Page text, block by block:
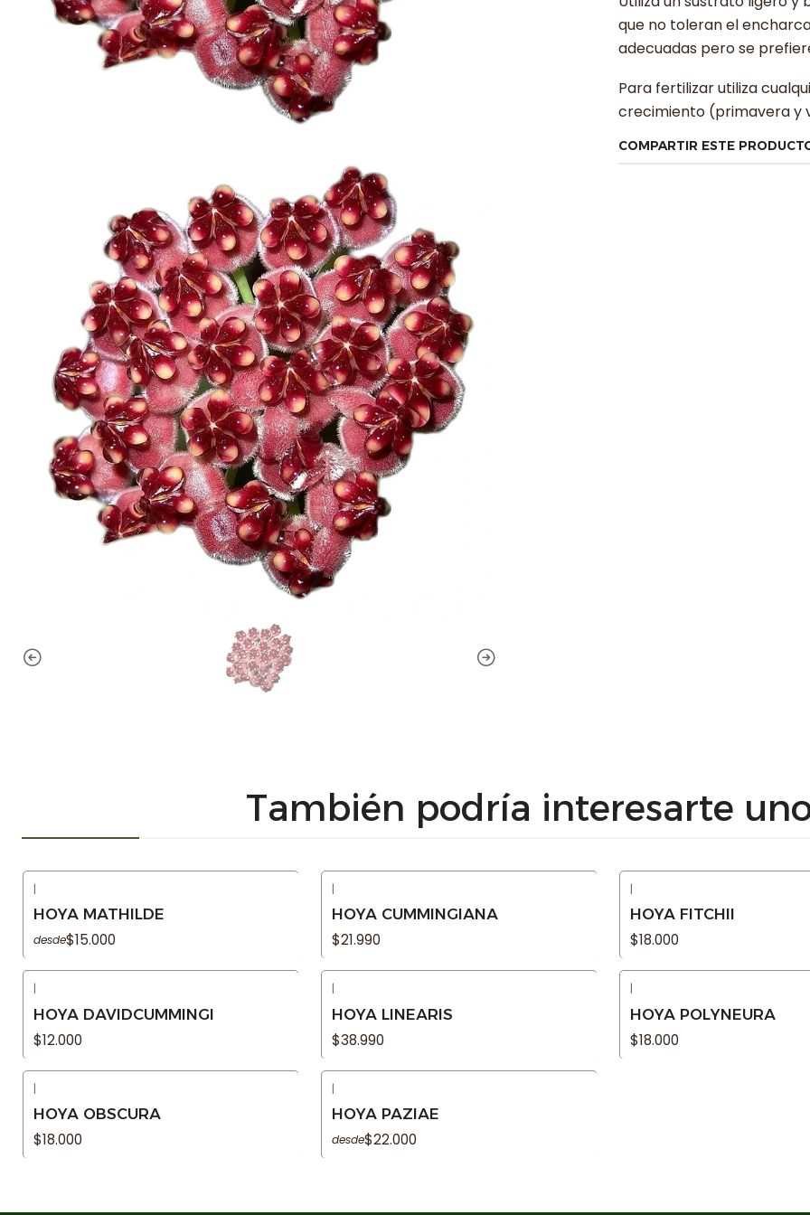
que no toleran el
adecuadas pero se
Para fertilizar utiliza
crecimiento (primavera y
COMPARTIR ESTE
También podría interesarte
|
HOYA MATHILDE
desde$15.000
|
HOYA CUMMINGIANA
$21.990
|
HOYA FITCHII
$18.000
|
HOYA DAVIDCUMMINGI
$12.000
|
HOYA LINEARIS
$38.990
|
HOYA POLYNEURA
$18.000
|
HOYA OBSCURA
$18.000
|
HOYA PAZIAE
desde$22.000